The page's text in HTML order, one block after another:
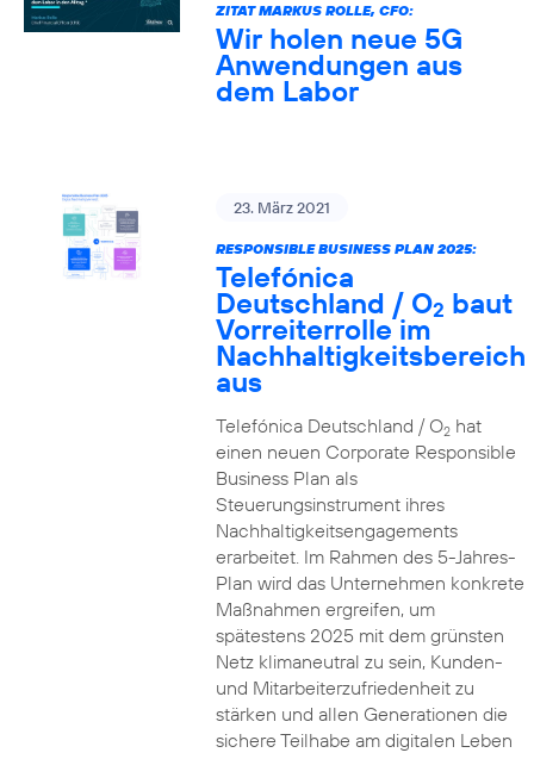
ZITAT MARKUS ROLLE, CFO:
Wir holen neue 5G
Anwendungen aus
dem Labor
23. März 2021
RESPONSIBLE BUSINESS PLAN 2025:
Telefónica
Deutschland / O2 baut
Vorreiterrolle im
Nachhaltigkeitsbereich
aus
Telefónica Deutschland / O2hat
einen neuen Corporate Responsible
Business Plan als
Steuerungsinstrument ihres
Nachhaltigkeitsengagements
erarbeitet. Im Rahmen des 5-Jahres-
Plan wird das Unternehmen konkrete
Maßnahmen ergreifen, um
spätestens 2025 mit dem grünsten
Netz klimaneutral zu sein, Kunden-
und Mitarbeiterzufriedenheit zu
stärken und allen Generationen die
sichere Teilhabe am digitalen Leben